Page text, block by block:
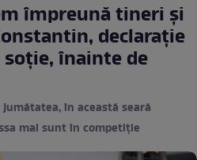
împreună tineri şi
declarație
înainte de
în această seară
mai sunt în competiție